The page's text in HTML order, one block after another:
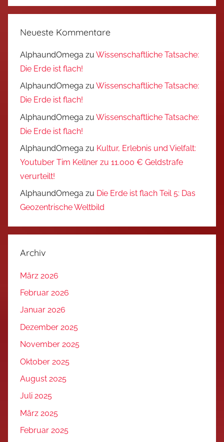
Neueste Kommentare
AlphaundOmega zu Wissenschaftliche Tatsache:
Die Erde ist flach!
AlphaundOmega zu Wissenschaftliche Tatsache:
Die Erde ist flach!
AlphaundOmega zu Wissenschaftliche Tatsache:
Die Erde ist flach!
AlphaundOmega zu Kultur, Erlebnis und Vielfalt:
Youtuber Tim Kellner zu 11.000 € Geldstrafe
verurteilt!
AlphaundOmega zu Die Erde ist flach Teil 5: Das
Geozentrische Weltbild
Archiv
März 2026
Februar 2026
Januar 2026
Dezember 2025
November 2025
Oktober 2025
August 2025
Juli 2025
März 2025
Februar 2025